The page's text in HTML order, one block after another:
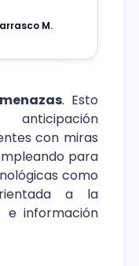
de
los
M.
. Esto
con miras
para
como
a la
e información